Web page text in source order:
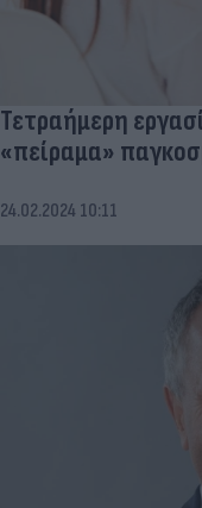
Τετραήμερη
«πείραμα»
24.02.2024 10:11